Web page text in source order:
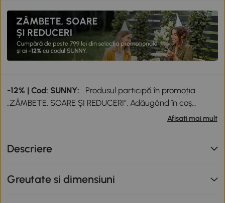
-12% | Cod: SUNNY:
Produsul participă în promoția
„ZÂMBETE, SOARE ȘI REDUCERI”. Adăugând în coș
produse participante în valoare totală de peste 799 lei,
valabilă până la data de 12.08.2026.
Afisati mai mult
Descriere
Greutate si dimensiuni